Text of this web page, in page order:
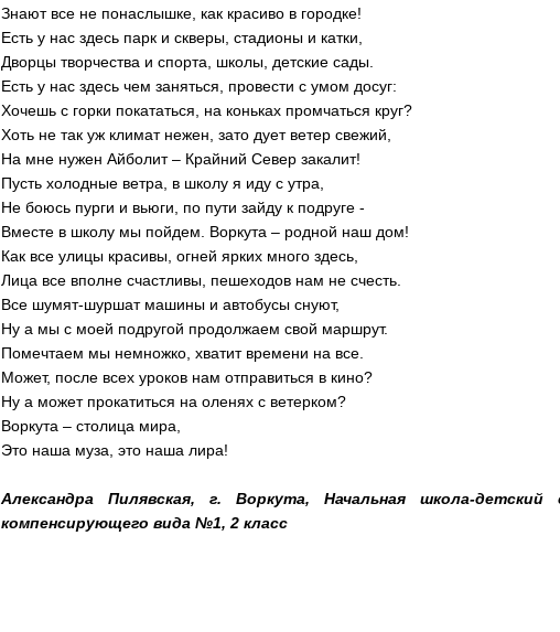
Знают все не понаслышке, как красиво в городке!
Есть у нас здесь парк и скверы, стадионы и катки,
Дворцы творчества и спорта, школы, детские сады.
Есть у нас здесь чем заняться, провести с умом досуг:
Хочешь с горки покататься, на коньках промчаться круг?
Хоть не так уж климат нежен, зато дует ветер свежий,
На мне нужен Айболит – Крайний Север закалит!
Пусть холодные ветра, в школу я иду с утра,
Не боюсь пурги и вьюги, по пути зайду к подруге -
Вместе в школу мы пойдем. Воркута – родной наш дом!
Как все улицы красивы, огней ярких много здесь,
Лица все вполне счастливы, пешеходов нам не счесть.
Все шумят-шуршат машины и автобусы снуют,
Ну а мы с моей подругой продолжаем свой маршрут.
Помечтаем мы немножко, хватит времени на все.
Может, после всех уроков нам отправиться в кино?
Ну а может прокатиться на оленях с ветерком?
Воркута – столица мира,
Это наша муза, это наша лира!
Александра Пилявская, г. Воркута, Начальная школа-детский
компенсирующего вида №1, 2 класс